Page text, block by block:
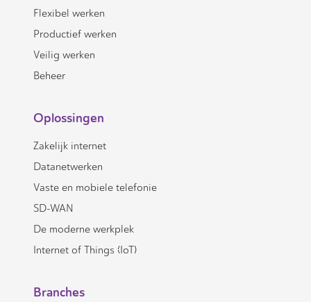
Flexibel werken
Productief werken
Veilig werken
Beheer
Oplossingen
Zakelijk internet
Datanetwerken
Vaste en mobiele telefonie
SD-WAN
De moderne werkplek
Internet of Things (IoT)
Branches